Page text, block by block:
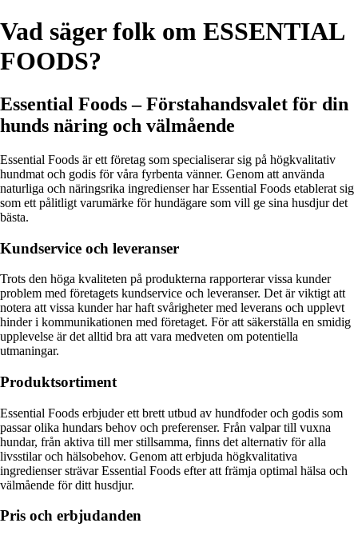
Vad säger folk om ESSENTIAL
FOODS?
Essential Foods – Förstahandsvalet för din
hunds näring och välmående
Essential Foods är ett företag som specialiserar sig på högkvalitativ
hundmat och godis för våra fyrbenta vänner. Genom att använda
naturliga och näringsrika ingredienser har Essential Foods etablerat sig
som ett pålitligt varumärke för hundägare som vill ge sina husdjur det
bästa.
Kundservice och leveranser
Trots den höga kvaliteten på produkterna rapporterar vissa kunder
problem med företagets kundservice och leveranser. Det är viktigt att
notera att vissa kunder har haft svårigheter med leverans och upplevt
hinder i kommunikationen med företaget. För att säkerställa en smidig
upplevelse är det alltid bra att vara medveten om potentiella
utmaningar.
Produktsortiment
Essential Foods erbjuder ett brett utbud av hundfoder och godis som
passar olika hundars behov och preferenser. Från valpar till vuxna
hundar, från aktiva till mer stillsamma, finns det alternativ för alla
livsstilar och hälsobehov. Genom att erbjuda högkvalitativa
ingredienser strävar Essential Foods efter att främja optimal hälsa och
välmående för ditt husdjur.
Pris och erbjudanden